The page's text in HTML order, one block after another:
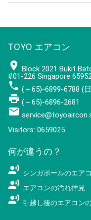
TOYO エアコン
place Block 2021 Bukit
#01-226 Singapore
phone (＋65)-6899-6788 (
local_printshop (＋65)-6896-2681
mail
Visitors: 0659025
何が違うの？
record_voice_over シンガポールのエア
record_voice_over エアコンの汚れ拝見
record_voice_over 引越し後のエアコン